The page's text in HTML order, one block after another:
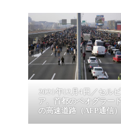
2021年12月4日／セルビ
ア、首都のベオグラード
の高速道路（AFP通信）